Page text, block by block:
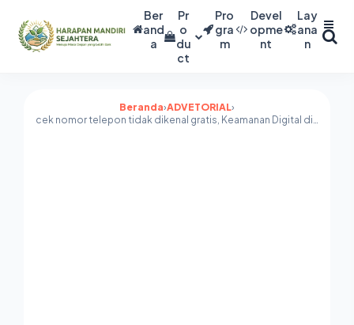
Ber
and
a
Pr
o
du
ct
Pro
gra
m
Devel
opme
nt
Lay
ana
n
Beranda›ADVETORIAL›
cek nomor telepon tidak dikenal gratis, Keamanan Digital di Ujung Jari: Selami Kecanggihan Valid.id